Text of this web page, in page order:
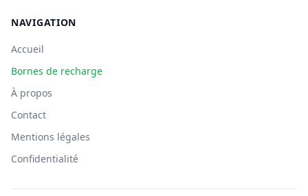
NAVIGATION
Accueil
Bornes de recharge
À propos
Contact
Mentions légales
Confidentialité